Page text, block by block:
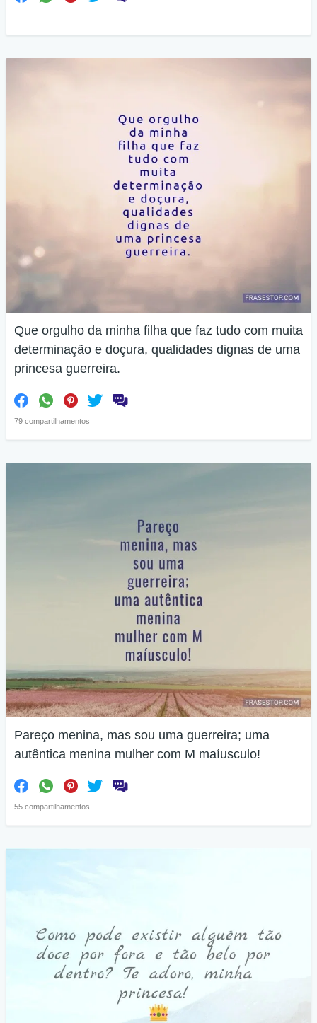
Que orgulho da minha filha que faz tudo com muita
determinação e doçura, qualidades dignas de uma
princesa guerreira.
79 compartilhamentos
Pareço menina, mas sou uma guerreira; uma
autêntica menina mulher com M maíusculo!
55 compartilhamentos